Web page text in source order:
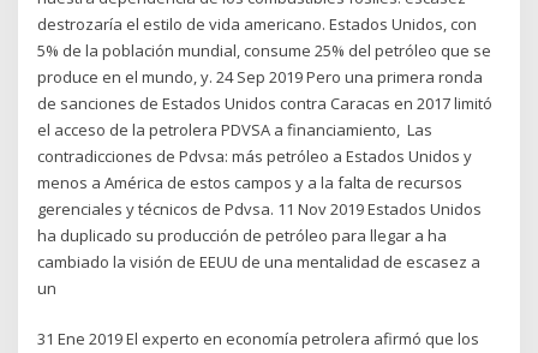
destrozaría el estilo de vida americano. Estados Unidos, con
5% de la población mundial, consume 25% del petróleo que se
produce en el mundo, y. 24 Sep 2019 Pero una primera ronda
de sanciones de Estados Unidos contra Caracas en 2017 limitó
el acceso de la petrolera PDVSA a financiamiento, Las
contradicciones de Pdvsa: más petróleo a Estados Unidos y
menos a América de estos campos y a la falta de recursos
gerenciales y técnicos de Pdvsa. 11 Nov 2019 Estados Unidos
ha duplicado su producción de petróleo para llegar a ha
cambiado la visión de EEUU de una mentalidad de escasez a
un
31 Ene 2019 El experto en economía petrolera afirmó que los